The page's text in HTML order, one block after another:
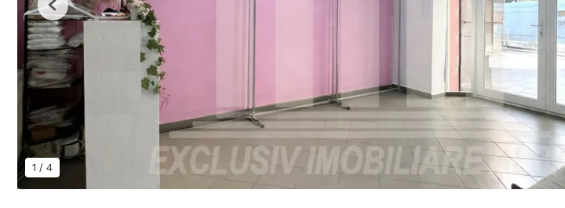
1 / 4
Previous